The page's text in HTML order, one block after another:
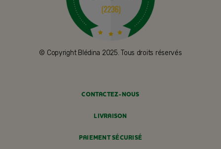
© Copyright Blédina 2025. Tous droits réservés
CONTACTEZ-NOUS
LIVRAISON
PAIEMENT SÉCURISÉ